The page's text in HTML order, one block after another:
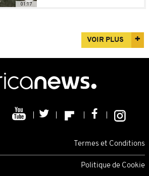
01:17
VOIR PLUS
Termes et Conditions
Politique de Cookie